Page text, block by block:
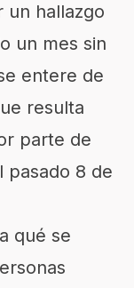
un hallazgo
un mes sin
entere de
resulta
parte de
pasado 8 de
qué se